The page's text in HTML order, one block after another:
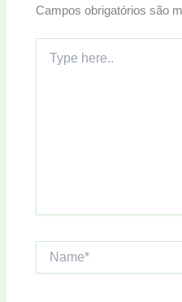
Campos obrigatórios são
here..